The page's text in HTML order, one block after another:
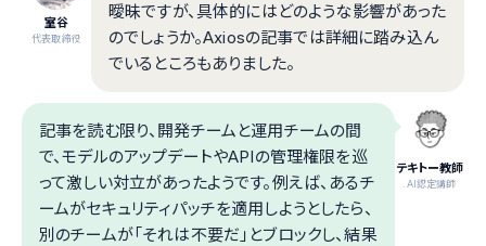
室谷
代表取締役
曖昧ですが、具体的にはどのような影響があった
のでしょうか。Axiosの記事では詳細に踏み込ん
でいるところもありました。
テキトー教師
.AI認定講師
記事を読む限り、開発チームと運用チームの間
で、モデルのアップデートやAPIの管理権限を巡
って激しい対立があったようです。例えば、あるチ
ームがセキュリティパッチを適用しようとしたら、
別のチームが「それは不要だ」とブロックし、結果